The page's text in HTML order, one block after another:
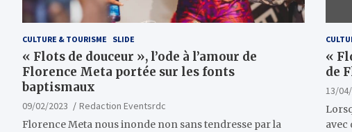
CULTURE & TOURISME SLIDE
« Flots de douceur », l’ode à l’amour de
Florence Meta portée sur les fonts
baptismaux
09/02/2023
Redaction Eventsrdc
Florence Meta nous inonde non sans tendresse par la
«
de
13/
avec